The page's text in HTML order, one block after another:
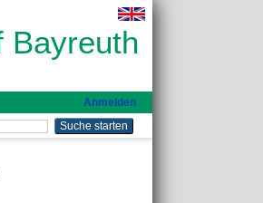
Bayreuth
Anmelden